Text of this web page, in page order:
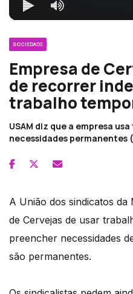
SOCIEDADE
Empresa de
de recorrer
trabalho
USAM diz que a empresa
necessidades permanentes
A União dos sindicatos da
de Cervejas de usar
preencher necessidades
são permanentes.